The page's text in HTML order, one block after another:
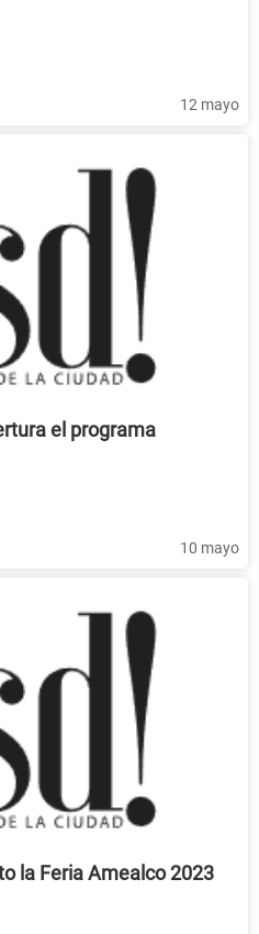
12 mayo
el programa
10 mayo
la Feria Amealco 2023